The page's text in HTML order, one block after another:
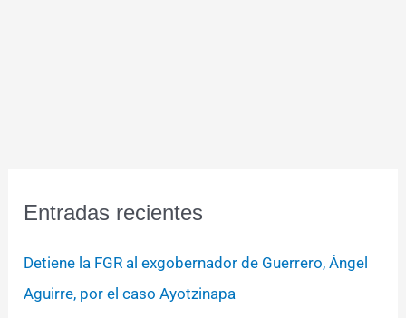
Entradas recientes
Detiene la FGR al exgobernador de Guerrero, Ángel
Aguirre, por el caso Ayotzinapa